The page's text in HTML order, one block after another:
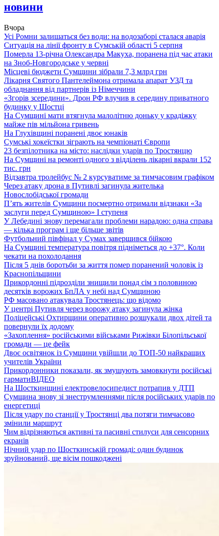
новини
Вчора
Усі Ромни залишаться без води: на водозаборі сталася аварія
Ситуація на лінії фронту в Сумській області 5 серпня
Померла 13-річна Олександра Макуха, поранена під час атаки
на Зноб-Новгородське у червні
Місцеві бюджети Сумщини зібрали 7,3 млрд грн
Лікарня Святого Пантелеймона отримала апарат УЗД та
обладнання від партнерів із Німеччини
«Згорів зсередини». Дрон РФ влучив в середину приватного
будинку у Шостці
На Сумщині мати втягнула малолітню доньку у крадіжку
майже пів мільйона гривень
На Глухівщині поранені двоє юнаків
Сумські хокеїстки зіграють на чемпіонаті Європи
23 безпілотника на місто: наслідки ударів по Тростянцю
На Сумщині на ремонті одного з відділень лікарні вкрали 152
тис. грн
Відзавтра тролейбус № 2 курсуватиме за тимчасовим графіком
Через атаку дрона в Путивлі загинула жителька
Новослобідської громади
П’ять жителів Сумщини посмертно отримали відзнаки «За
заслуги перед Сумщиною» І ступеня
У Лебедині знову перемагали проблеми нарадою: одна справа
— кілька програм і ще більше звітів
Футбольний півфінал у Сумах завершився бійкою
На Сумщині температура повітря підніметься до +37°. Коли
чекати на похолодання
Після 5 днів боротьби за життя помер поранений чоловік із
Краснопільщини
Прикордонні підрозділи знищили понад сім з половиною
десятків ворожих БпЛА у небі над Сумщиною
РФ масовано атакувала Тростянець: що відомо
У центрі Путивля через ворожу атаку загинула жінка
Поліцейські Охтирщини оперативно розшукали двох дітей та
повернули їх додому
«Захоплення» російськими військами Рижівки Білопільської
громади — це фейк
Двоє освітянок із Сумщини увійшли до ТОП-50 найкращих
учителів України
Прикордонники показали, як змушують замовкнути російські
гарматиВІДЕО
На Шосткинщині електровелосипедист потрапив у ДТП
Сумщина знову зі знеструмленнями після російських ударів по
енергетиці
Після удару по станції у Тростянці два потяги тимчасово
змінили маршрут
Чим відрізняються активні та пасивні стилуси для сенсорних
екранів
Нічний удар по Шосткинській громаді: один будинок
зруйнований, ще вісім пошкоджені